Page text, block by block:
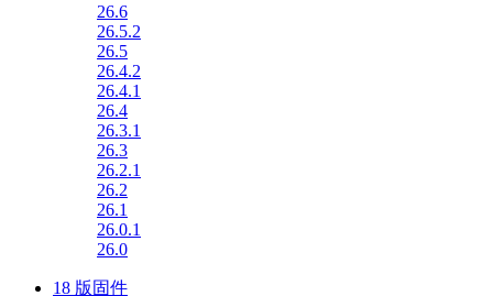
26.6
26.5.2
26.5
26.4.2
26.4.1
26.4
26.3.1
26.3
26.2.1
26.2
26.1
26.0.1
26.0
18 版固件